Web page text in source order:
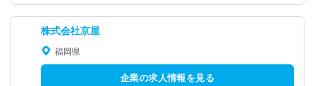
株式会社京屋
福岡県
企業の求人情報を見る